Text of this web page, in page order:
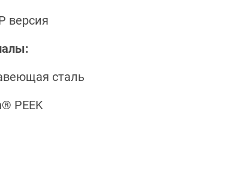
версия
сталь
PEEK